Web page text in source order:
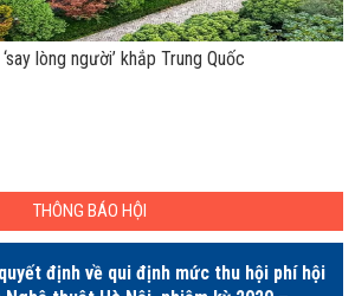
lòng người’ khắp Trung Quốc
THÔNG BÁO HỘI
định về qui định mức thu hội phí hội